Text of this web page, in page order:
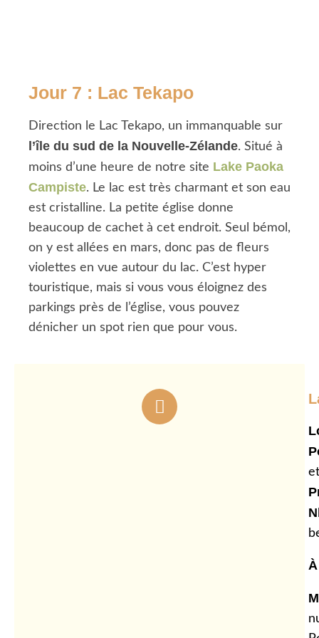
Jour 7 : Lac Tekapo
Direction le Lac Tekapo, un immanquable sur
l’île du sud de la Nouvelle-Zélande. Situé à
moins d’une heure de notre site Lake Paoka
Campiste. Le lac est très charmant et son eau
est cristalline. La petite église donne
beaucoup de cachet à cet endroit. Seul bémol,
on y est allées en mars, donc pas de fleurs
violettes en vue autour du lac. C’est hyper
touristique, mais si vous vous éloignez des
parkings près de l’église, vous pouvez
dénicher un spot rien que pour vous.